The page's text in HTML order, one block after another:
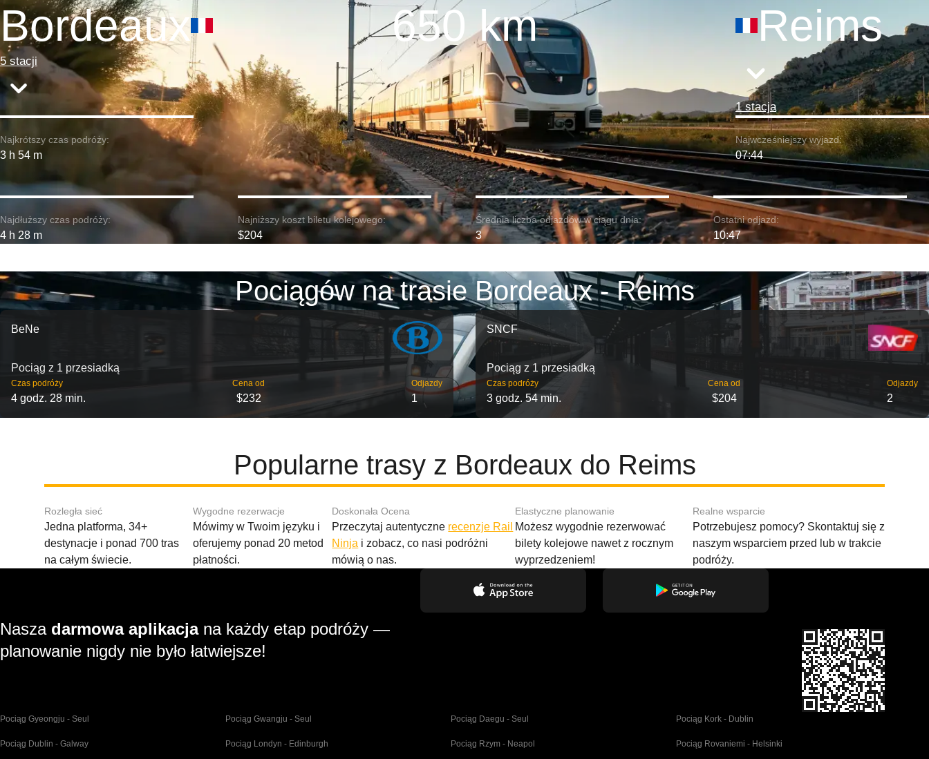
Bordeaux
5 stacji
650 km Reims
1 stacja
Najkrótszy czas podróży:
3 h 54 m
Najwcześniejszy wyjazd:
07:44
Najdłuższy czas podróży:
4 h 28 m
Najniższy koszt biletu kolejowego:
$204
Średnia liczba odjazdów w ciągu dnia:
3
Ostatni odjazd:
10:47
Pociągów na trasie Bordeaux - Reims
BeNe
Pociąg z 1 przesiadką
Czas podróży
4 godz. 28 min.
Cena od
$232
Odjazdy
1
SNCF
Pociąg z 1 przesiadką
Czas podróży
3 godz. 54 min.
Cena od
$204
Odjazdy
2
Popularne trasy z Bordeaux do Reims
Rozległa sieć
Jedna platforma, 34+
destynacje i ponad 700 tras
na całym świecie.
Wygodne rezerwacje
Mówimy w Twoim języku i
oferujemy ponad 20 metod
płatności.
Doskonała Ocena
Przeczytaj autentyczne recenzje Rail
Ninja i zobacz, co nasi podróżni
mówią o nas.
Elastyczne planowanie
Możesz wygodnie rezerwować
bilety kolejowe nawet z rocznym
wyprzedzeniem!
Realne wsparcie
Potrzebujesz pomocy? Skontaktuj się z
naszym wsparciem przed lub w trakcie
podróży.
Nasza darmowa aplikacjana każdy etap podróży —
planowanie nigdy nie było łatwiejsze!
Pociąg Gyeongju - Seul Pociąg Gwangju - Seul Pociąg Daegu - Seul Pociąg Kork - Dublin
Pociąg Dublin - Galway Pociąg Londyn - Edinburgh Pociąg Rzym - Neapol Pociąg Rovaniemi - Helsinki